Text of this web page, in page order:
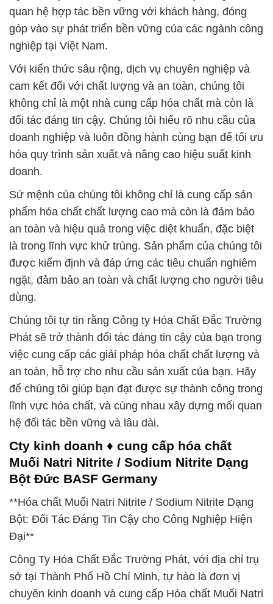
quan hệ hợp tác bền vững với khách hàng, đóng
góp vào sự phát triển bền vững của các ngành công
nghiệp tại Việt Nam.
Với kiến thức sâu rộng, dịch vụ chuyên nghiệp và
cam kết đối với chất lượng và an toàn, chúng tôi
không chỉ là một nhà cung cấp hóa chất mà còn là
đối tác đáng tin cậy. Chúng tôi hiểu rõ nhu cầu của
doanh nghiệp và luôn đồng hành cùng bạn để tối ưu
hóa quy trình sản xuất và nâng cao hiệu suất kinh
doanh.
Sứ mệnh của chúng tôi không chỉ là cung cấp sản
phẩm hóa chất chất lượng cao mà còn là đảm bảo
an toàn và hiệu quả trong việc diệt khuẩn, đặc biệt
là trong lĩnh vực khử trùng. Sản phẩm của chúng tôi
được kiểm định và đáp ứng các tiêu chuẩn nghiêm
ngặt, đảm bảo an toàn và chất lượng cho người tiêu
dùng.
Chúng tôi tự tin rằng Công ty Hóa Chất Đắc Trường
Phát sẽ trở thành đối tác đáng tin cậy của bạn trong
việc cung cấp các giải pháp hóa chất chất lượng và
an toàn, hỗ trợ cho nhu cầu sản xuất của bạn. Hãy
để chúng tôi giúp bạn đạt được sự thành công trong
lĩnh vực hóa chất, và cùng nhau xây dựng mối quan
hệ đối tác bền vững và lâu dài.
Cty kinh doanh ♦ cung cấp hóa chất
Muối Natri Nitrite / Sodium Nitrite Dạng
Bột Đức BASF Germany
**Hóa chất Muối Natri Nitrite / Sodium Nitrite Dạng
Bột: Đối Tác Đáng Tin Cậy cho Công Nghiệp Hiện
Đại**
Công Ty Hóa Chất Đắc Trường Phát, với địa chỉ trụ
sở tại Thành Phố Hồ Chí Minh, tự hào là đơn vị
chuyên kinh doanh và cung cấp Hóa chất Muối Natri